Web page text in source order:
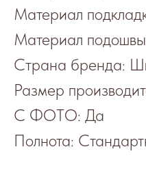
Материал
Материал
Страна бренда:
Размер
С ФОТО: Да
Полнота: